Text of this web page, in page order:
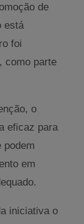
de
está
foi
como parte
o
eficaz para
podem
em
iniciativa o